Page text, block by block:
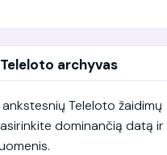
Teleloto archyvas
Teleloto žaidimų
dominančią datą ir